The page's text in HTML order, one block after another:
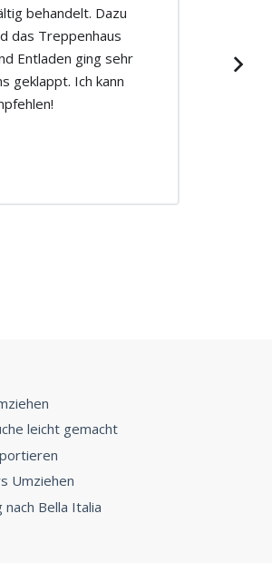
behandelt. Dazu
das Treppenhaus
Entladen ging sehr
geklappt. Ich kann
leicht gemacht
Umziehen
Bella Italia